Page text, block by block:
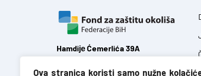
Ova stranica koristi samo nužne
Hamdiје Ćemerlića 39A
Federacija Bosne i Hercegovine